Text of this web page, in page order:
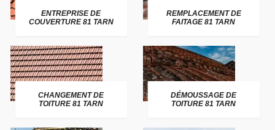
ENTREPRISE DE
COUVERTURE 81 TARN
REMPLACEMENT DE
FAITAGE 81 TARN
CHANGEMENT DE
TOITURE 81 TARN
DÉMOUSSAGE DE
TOITURE 81 TARN